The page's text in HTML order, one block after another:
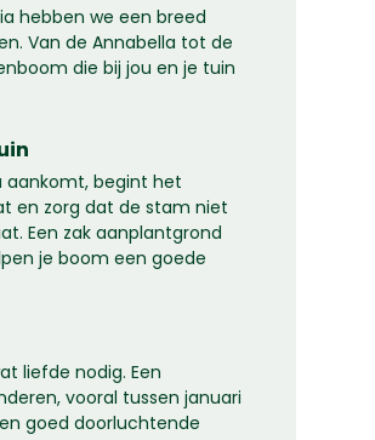
hebben we een breed
Van de Annabella tot de
die bij jou en je tuin
aankomt, begint het
en zorg dat de stam niet
Een zak aanplantgrond
je boom een goede
liefde nodig. Een
vooral tussen januari
goed doorluchtende